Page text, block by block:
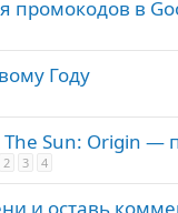
промокодов в
Году
Sun: Origin —
2 3 4